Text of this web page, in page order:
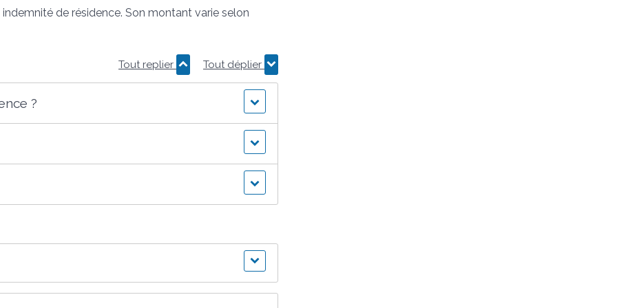
de résidence. Son montant varie selon
Tout replier Tout déplier
?